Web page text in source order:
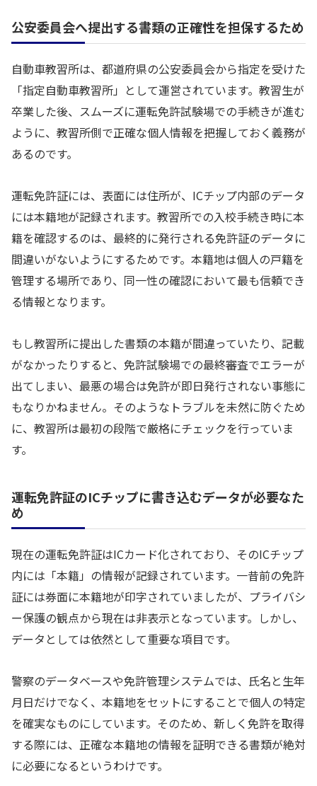
公安委員会へ提出する書類の正確性を担保するため
自動車教習所は、都道府県の公安委員会から指定を受けた
「指定自動車教習所」として運営されています。教習生が
卒業した後、スムーズに運転免許試験場での手続きが進む
ように、教習所側で正確な個人情報を把握しておく義務が
あるのです。
運転免許証には、表面には住所が、ICチップ内部のデータ
には本籍地が記録されます。教習所での入校手続き時に本
籍を確認するのは、最終的に発行される免許証のデータに
間違いがないようにするためです。本籍地は個人の戸籍を
管理する場所であり、同一性の確認において最も信頼でき
る情報となります。
もし教習所に提出した書類の本籍が間違っていたり、記載
がなかったりすると、免許試験場での最終審査でエラーが
出てしまい、最悪の場合は免許が即日発行されない事態に
もなりかねません。そのようなトラブルを未然に防ぐため
に、教習所は最初の段階で厳格にチェックを行っていま
す。
運転免許証のICチップに書き込むデータが必要なた
め
現在の運転免許証はICカード化されており、そのICチップ
内には「本籍」の情報が記録されています。一昔前の免許
証には券面に本籍地が印字されていましたが、プライバシ
ー保護の観点から現在は非表示となっています。しかし、
データとしては依然として重要な項目です。
警察のデータベースや免許管理システムでは、氏名と生年
月日だけでなく、本籍地をセットにすることで個人の特定
を確実なものにしています。そのため、新しく免許を取得
する際には、正確な本籍地の情報を証明できる書類が絶対
に必要になるというわけです。